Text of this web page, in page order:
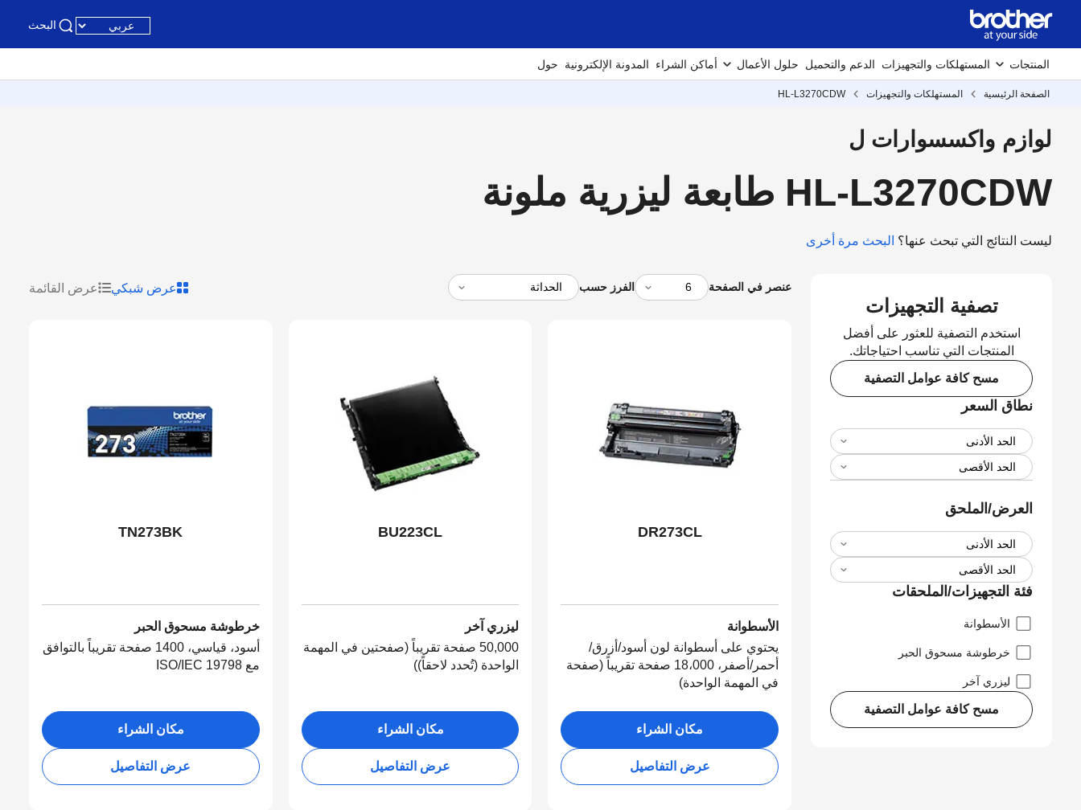
البحث
المنتجات المستهلكات والتجهيزات الدعم والتحميل حلول الأعمال أماكن الشراء المدونة الإلكترونية حول
الصفحة الرئيسية المستهلكات والتجهيزات HL-L3270CDW
لوازم واكسسوارات ل
HL-L3270CDW طابعة ليزرية ملونة
ليست النتائج التي تبحث عنها؟ البحث مرة أخرى
تصفية التجهيزات
استخدم التصفية للعثور على أفضل
المنتجات التي تناسب احتياجاتك.
مسح كافة عوامل التصفية
نطاق السعر
العرض/الملحق
فئة التجهيزات/الملحقات
الأسطوانة
خرطوشة مسحوق الحبر
ليزري آخر
مسح كافة عوامل التصفية
عنصر في الصفحة الفرز حسب عرض شبكي عرض القائمة
DR273CL
الأسطوانة
يحتوي على أسطوانة لون أسود/أزرق/
أحمر/أصفر، 18،000 صفحة تقريباً (صفحة
في المهمة الواحدة)
مكان الشراء
عرض التفاصيل
BU223CL
ليزري آخر
50,000 صفحة تقريباً (صفحتين في المهمة
الواحدة (تُحدد لاحقاً))
مكان الشراء
عرض التفاصيل
TN273BK
خرطوشة مسحوق الحبر
أسود، قياسي، 1400 صفحة تقريباً بالتوافق
مع ISO/IEC 19798
مكان الشراء
عرض التفاصيل